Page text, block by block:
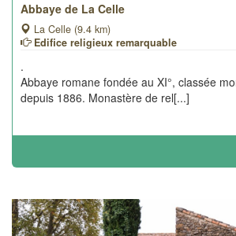
Abbaye de La Celle
La Celle (9.4 km)
Edifice religieux remarquable
.
Abbaye romane fondée au XI°, classée
depuis 1886. Monastère de rel[...]